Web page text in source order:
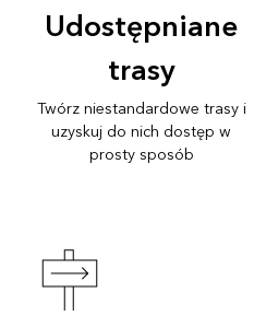
Udostępniane
trasy
Twórz niestandardowe trasy i
uzyskuj do nich dostęp w
prosty sposób